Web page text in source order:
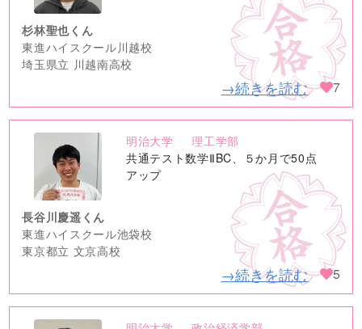
杉林聖也くん
東進ハイスクール川越校
埼玉県立 川越南高校
→続きを読む 7
no
image
明治大学
理工学部
共通テスト数学ⅡBC、５か月で50点
アップ
長谷川慶遥くん
東進ハイスクール池袋校
東京都立 文京高校
→続きを読む 5